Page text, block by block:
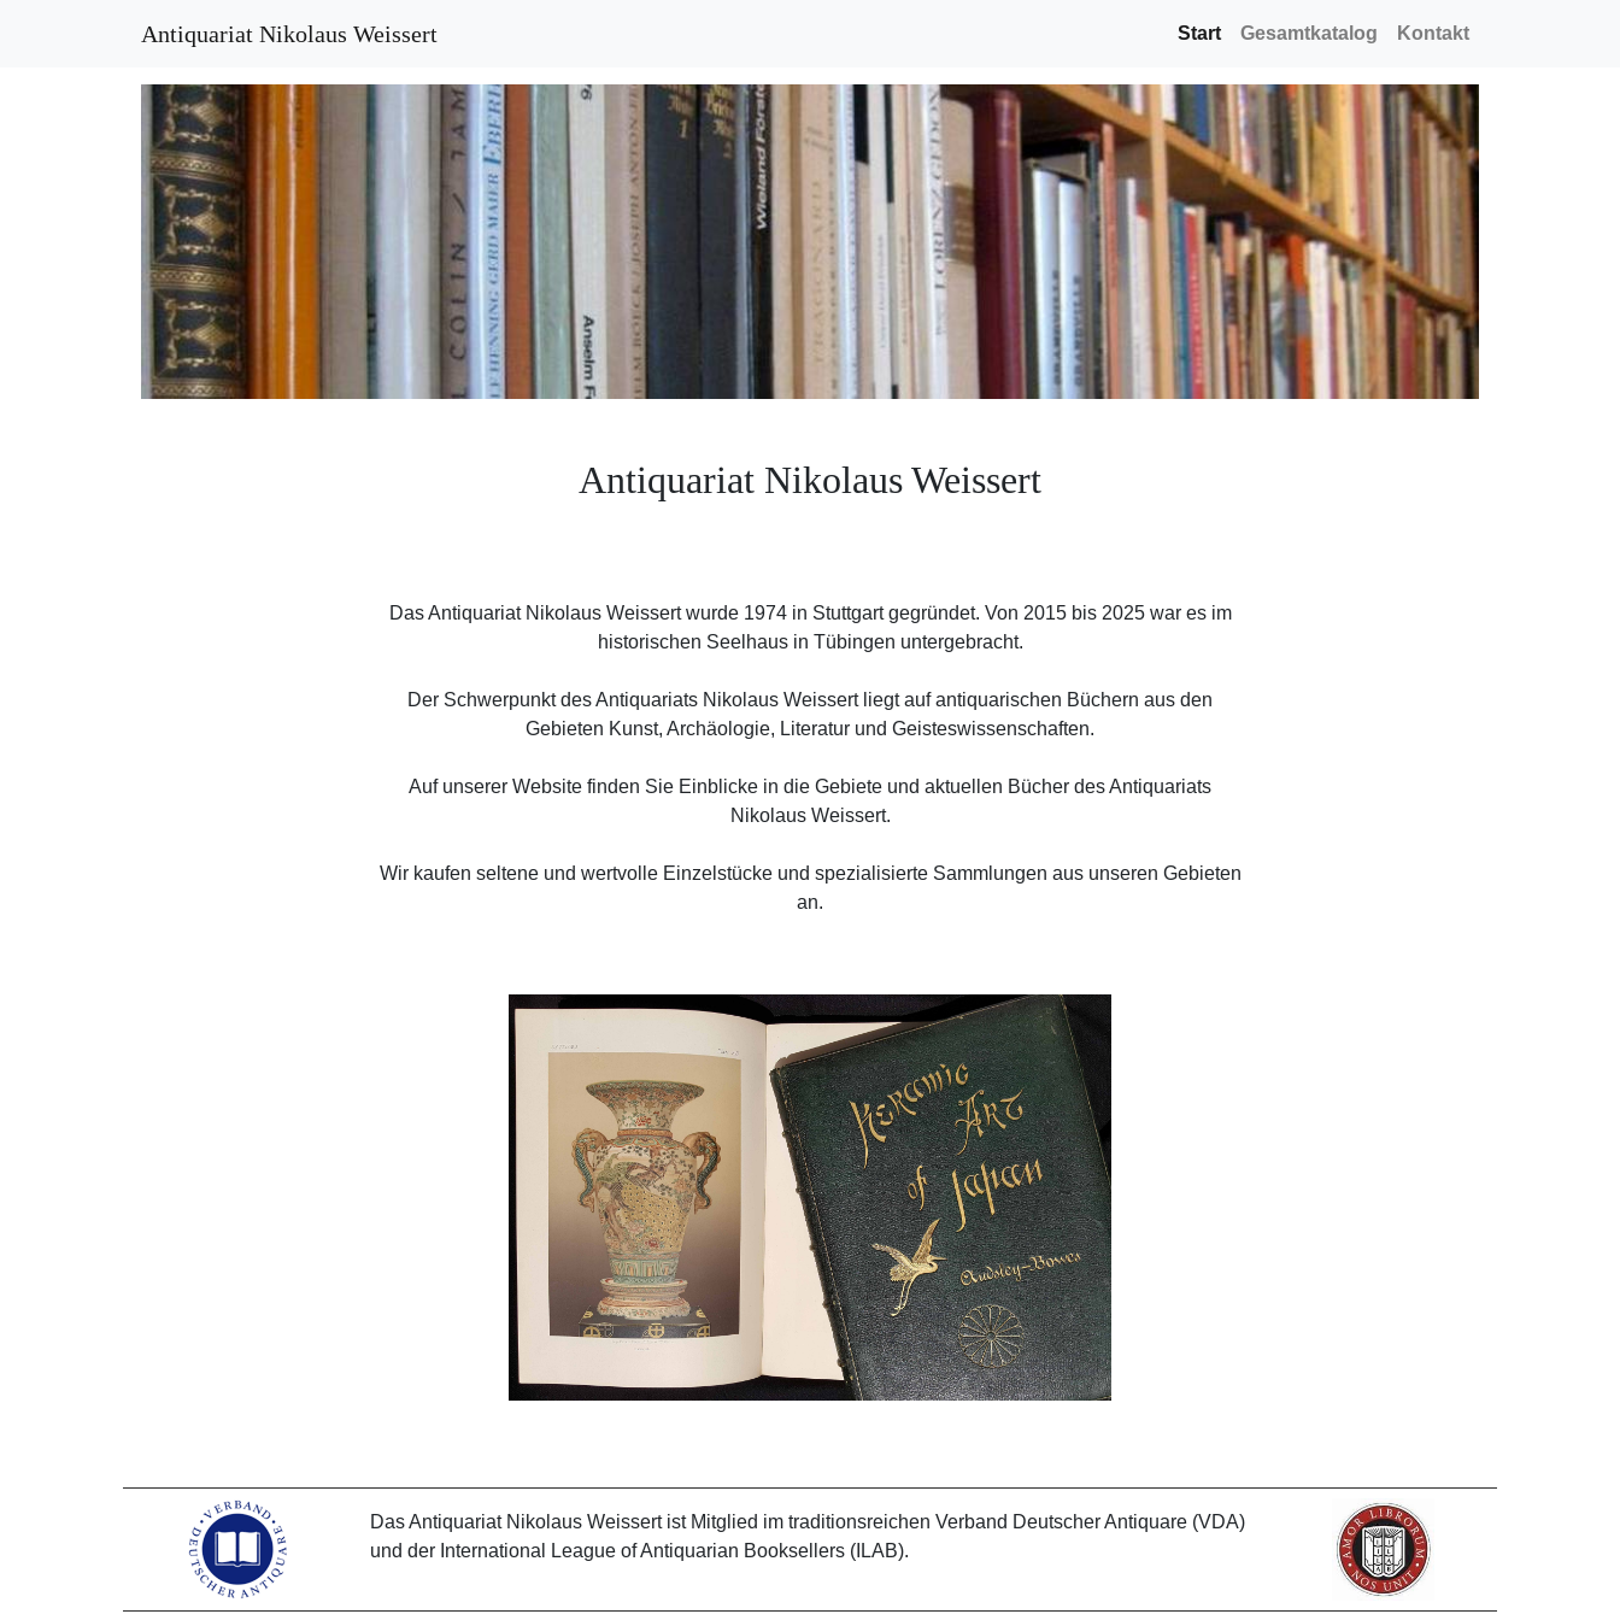
Antiquariat Nikolaus Weissert Start (current)
Gesamtkatalog Kontakt
Antiquariat Nikolaus Weissert
Das Antiquariat Nikolaus Weissert wurde 1974 in Stuttgart gegründet. Von 2015 bis 2025 war es im
historischen Seelhaus in Tübingen untergebracht.
Der Schwerpunkt des Antiquariats Nikolaus Weissert liegt auf antiquarischen Büchern aus den
Gebieten Kunst, Archäologie, Literatur und Geisteswissenschaften.
Auf unserer Website finden Sie Einblicke in die Gebiete und aktuellen Bücher des Antiquariats
Nikolaus Weissert.
Wir kaufen seltene und wertvolle Einzelstücke und spezialisierte Sammlungen aus unseren Gebieten
an.
Das Antiquariat Nikolaus Weissert ist Mitglied im traditionsreichen Verband Deutscher Antiquare (VDA)
und der International League of Antiquarian Booksellers (ILAB).